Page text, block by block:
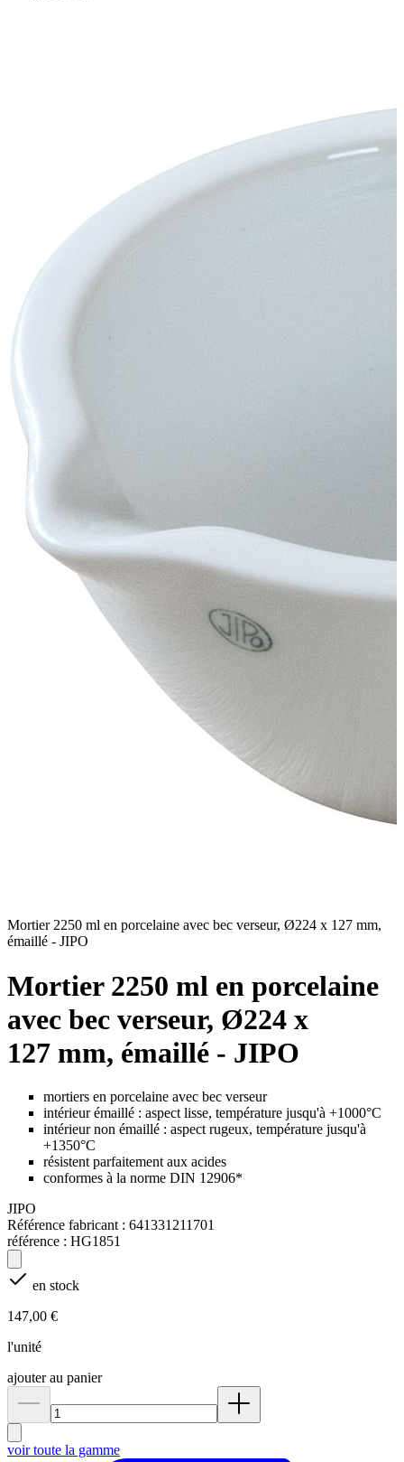
Mortier 2250 ml en porcelaine avec bec verseur, Ø224 x 127 mm,
émaillé - JIPO
Mortier 2250 ml en porcelaine
avec bec verseur, Ø224 x
127 mm, émaillé - JIPO
mortiers en porcelaine avec bec verseur
intérieur émaillé : aspect lisse, température jusqu'à +1000°C
intérieur non émaillé : aspect rugeux, température jusqu'à
+1350°C
résistent parfaitement aux acides
conformes à la norme DIN 12906*
JIPO
Référence fabricant : 641331211701
référence : HG1851
en stock
147,00 €
l'unité
ajouter au panier
voir toute la gamme